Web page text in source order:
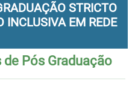
STRICTO
INCLUSIVA EM REDE
Pós Graduação